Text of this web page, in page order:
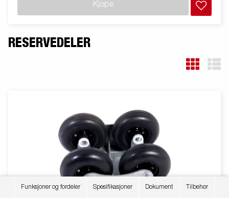
Funksjoner og fordeler Spesifikasjoner Dokument Tilbehør
Kjøpe
RESERVEDELER